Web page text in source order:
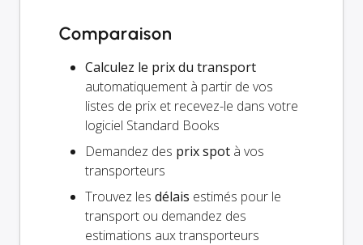
Comparaison
Calculez le prix du transport
automatiquement à partir de vos
listes de prix et recevez-le dans votre
logiciel Standard Books
Demandez des prix spot à vos
transporteurs
Trouvez les délais estimés pour le
transport ou demandez des
estimations aux transporteurs